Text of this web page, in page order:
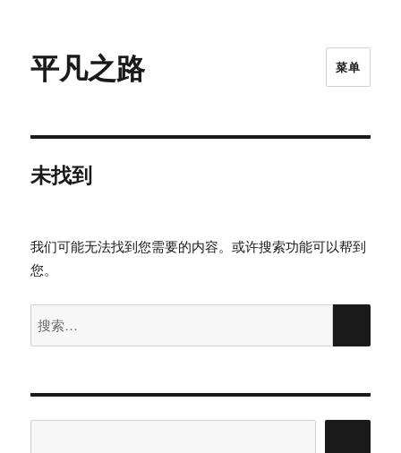
平凡之路 菜单
未找到
我们可能无法找到您需要的内容。或许搜索功能可以帮到
您。
索：
索